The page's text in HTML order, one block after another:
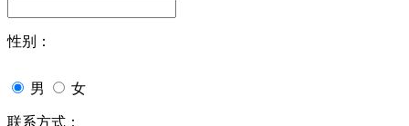
性别：
男 女
联系方式：